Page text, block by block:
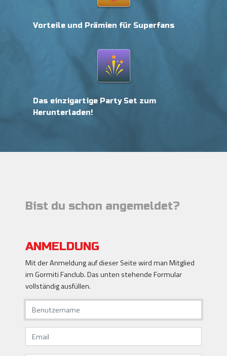
Vorteile und Prämien für Superfans
Das einzigartige Party Set zum
Herunterladen!
Bist du schon angemeldet?
ANMELDUNG
Mit der Anmeldung auf dieser Seite wird man Mitglied
im Gormiti Fanclub. Das unten stehende Formular
vollständig ausfüllen.